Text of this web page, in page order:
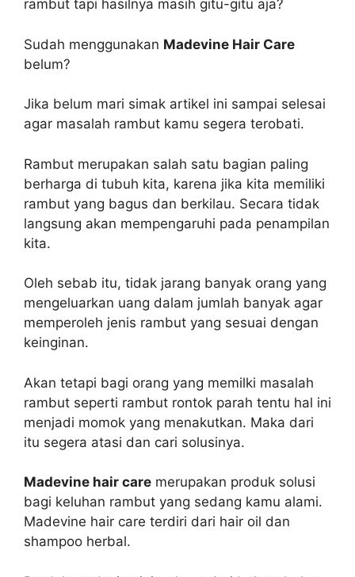
rambut tapi hasilnya masih gitu-gitu aja?
Sudah menggunakan Madevine Hair Care
belum?
Jika belum mari simak artikel ini sampai selesai
agar masalah rambut kamu segera terobati.
Rambut merupakan salah satu bagian paling
berharga di tubuh kita, karena jika kita memiliki
rambut yang bagus dan berkilau. Secara tidak
langsung akan mempengaruhi pada penampilan
kita.
Oleh sebab itu, tidak jarang banyak orang yang
mengeluarkan uang dalam jumlah banyak agar
memperoleh jenis rambut yang sesuai dengan
keinginan.
Akan tetapi bagi orang yang memilki masalah
rambut seperti rambut rontok parah tentu hal ini
menjadi momok yang menakutkan. Maka dari
itu segera atasi dan cari solusinya.
Madevine hair care merupakan produk solusi
bagi keluhan rambut yang sedang kamu alami.
Madevine hair care terdiri dari hair oil dan
shampoo herbal.